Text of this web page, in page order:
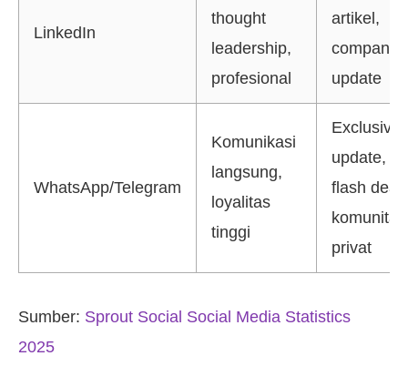
LinkedIn
thought
leadership,
profesional
artikel,
company
update
WhatsApp/Telegram
Komunikasi
langsung,
loyalitas
tinggi
Exclusive
update,
flash deal,
komunitas
privat
Sumber: Sprout Social Social Media Statistics
2025